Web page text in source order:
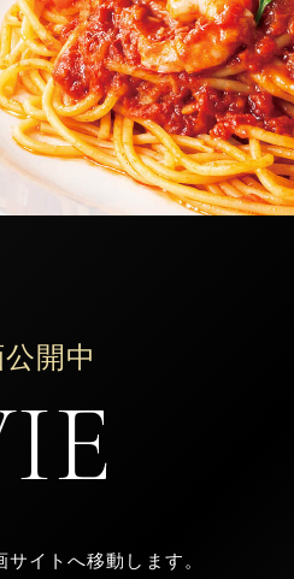
開中
イトへ移動します。